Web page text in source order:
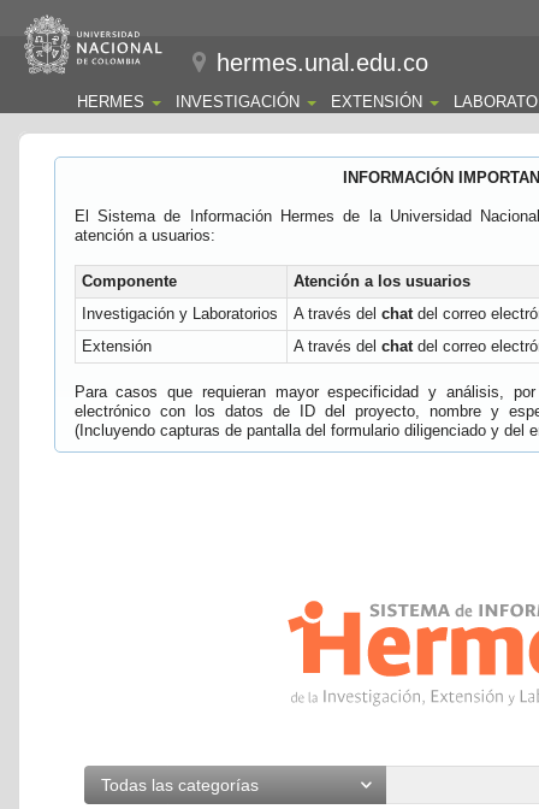
hermes.unal.edu.co
HERMES INVESTIGACIÓN EXTENSIÓN
INFORMACIÓN
El Sistema de Información Hermes de la Universidad
atención a usuarios:
Componente
Atención a los usuarios
Investigación y Laboratorios
A través del chatdel correo
Extensión
A través del chatdel correo
Para casos que requieran mayor especificidad y análisis,
electrónico con los datos de ID del proyecto, nombre y
(Incluyendo capturas de pantalla del formulario diligenciado y del
Todas las categorías